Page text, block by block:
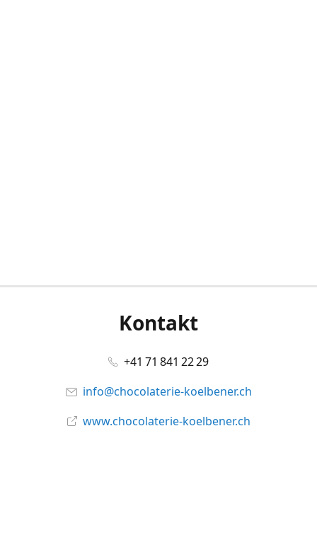
Kontakt
+41 71 841 22 29
info@chocolaterie-koelbener.ch
www.chocolaterie-koelbener.ch